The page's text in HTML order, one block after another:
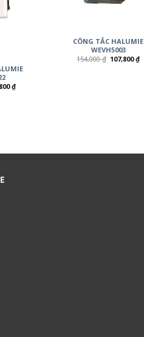
₫
CÔNG TẮC HALUMIE
WEVH5003
154,000₫ 107,800₫